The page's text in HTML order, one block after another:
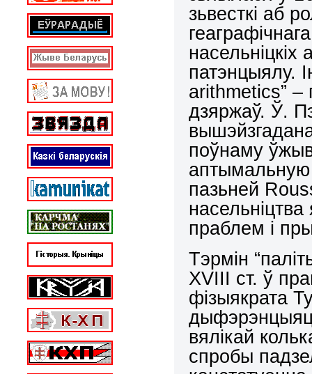
зьвесткі аб
насельніцкіх
патэнцыялу.
arithmetics” –
дзяржаў. Ў.
поўнаму
аптымальную
пазьней
праблем і
Тэрмін
ХVIII ст. ў
фізыякрата
вялікай
спробы